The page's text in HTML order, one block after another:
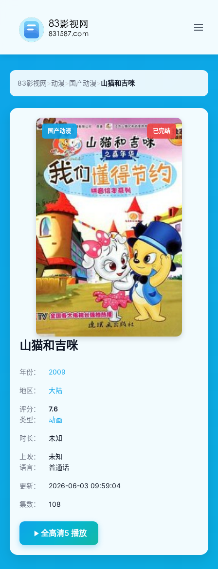
83影视网>动漫>国产动漫>山猫和吉咪
国产动漫 已完结
山猫和吉咪
年份： 2009
地区： 大陆
评分：
7.6
类型：
动画
时长： 未知
上映：
未知
语言：
普通话
更新： 2026-06-03 09:59:04
集数： 108
全高清5 播放